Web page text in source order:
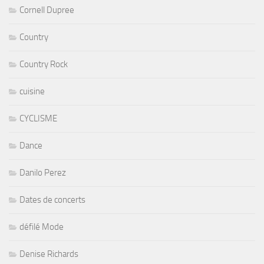
Cornell Dupree
Country
Country Rock
cuisine
CYCLISME
Dance
Danilo Perez
Dates de concerts
défilé Mode
Denise Richards